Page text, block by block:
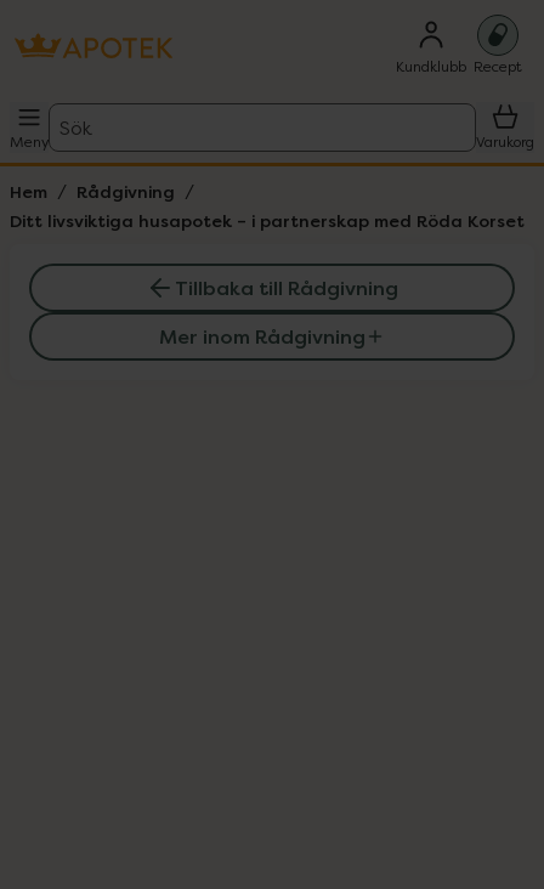
Kundklubb Recept
Meny
Sök
Varukorg
Hem
Rådgivning
Ditt livsviktiga husapotek – i partnerskap med Röda Korset
Tillbaka till Rådgivning
Mer inom Rådgivning